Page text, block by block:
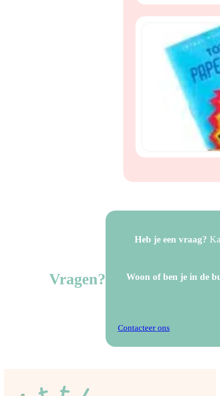
Vragen?
Heb je een vraag?
Woon of ben je in de
Contacteer ons